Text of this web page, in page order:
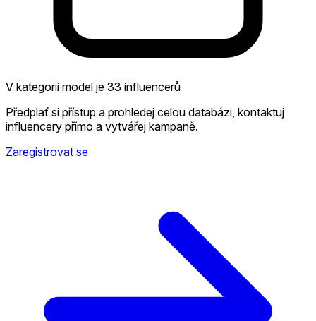
V kategorii model je 33 influencerů
Předplať si přístup a prohledej celou databázi, kontaktuj
influencery přímo a vytvářej kampaně.
Zaregistrovat se